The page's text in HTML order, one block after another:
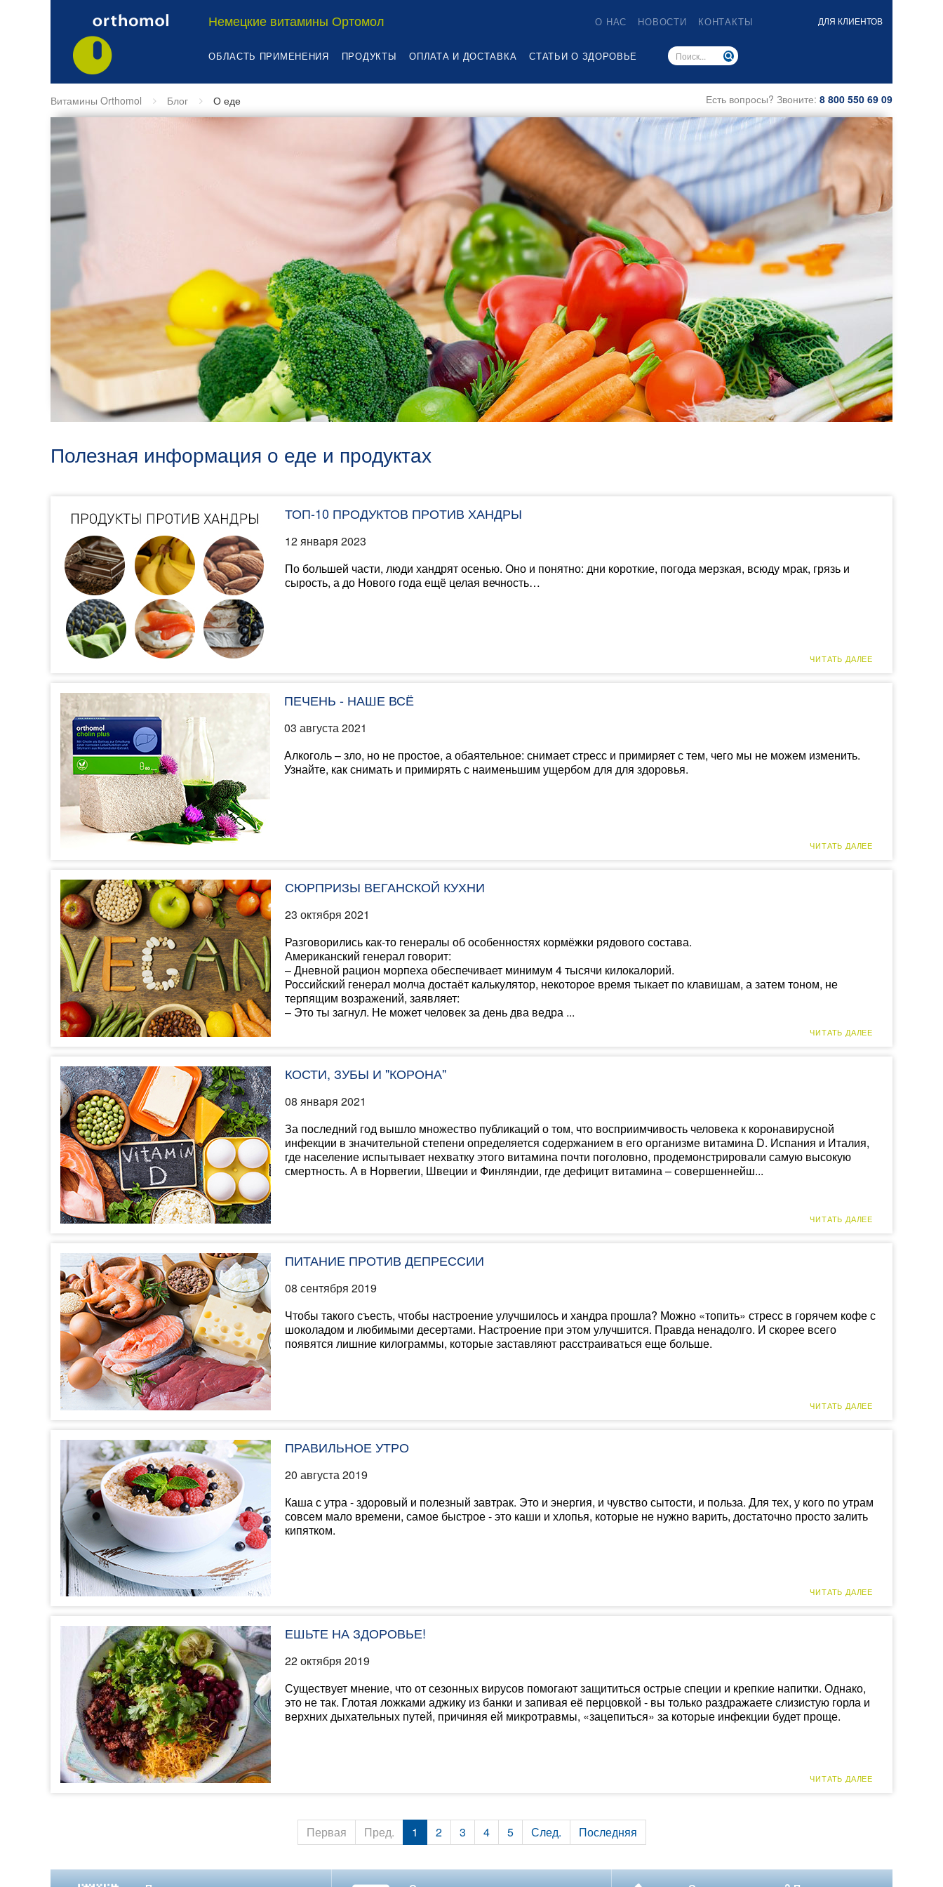
Немецкие витамины Ортомол О НАС НОВОСТИ КОНТАКТЫ ДЛЯ КЛИЕНТОВ
ОБЛАСТЬ ПРИМЕНЕНИЯ ПРОДУКТЫ ОПЛАТА И ДОСТАВКА СТАТЬИ О ЗДОРОВЬЕ
Витамины Orthomol Блог О еде Есть вопросы? Звоните: 8 800 550 69 09
Полезная информация о еде и продуктах
ТОП-10 ПРОДУКТОВ ПРОТИВ ХАНДРЫ
12 января 2023
По большей части, люди хандрят осенью. Оно и понятно: дни короткие, погода мерзкая, всюду мрак, грязь и
сырость, а до Нового года ещё целая вечность…
ЧИТАТЬ ДАЛЕЕ
ПЕЧЕНЬ - НАШЕ ВСЁ
03 августа 2021
Алкоголь – зло, но не простое, а обаятельное: снимает стресс и примиряет с тем, чего мы не можем изменить.
Узнайте, как снимать и примирять с наименьшим ущербом для для здоровья.
ЧИТАТЬ ДАЛЕЕ
СЮРПРИЗЫ ВЕГАНСКОЙ КУХНИ
23 октября 2021
Разговорились как-то генералы об особенностях кормёжки рядового состава.
Американский генерал говорит:
– Дневной рацион морпеха обеспечивает минимум 4 тысячи килокалорий.
Российский генерал молча достаёт калькулятор, некоторое время тыкает по клавишам, а затем тоном, не
терпящим возражений, заявляет:
– Это ты загнул. Не может человек за день два ведра ...
ЧИТАТЬ ДАЛЕЕ
КОСТИ, ЗУБЫ И "КОРОНА"
08 января 2021
За последний год вышло множество публикаций о том, что восприимчивость человека к коронавирусной
инфекции в значительной степени определяется содержанием в его организме витамина D. Испания и Италия,
где население испытывает нехватку этого витамина почти поголовно, продемонстрировали самую высокую
смертность. А в Норвегии, Швеции и Финляндии, где дефицит витамина – совершеннейш...
ЧИТАТЬ ДАЛЕЕ
ПИТАНИЕ ПРОТИВ ДЕПРЕССИИ
08 сентября 2019
Чтобы такого съесть, чтобы настроение улучшилось и хандра прошла? Можно «топить» стресс в горячем кофе с
шоколадом и любимыми десертами. Настроение при этом улучшится. Правда ненадолго. И скорее всего
появятся лишние килограммы, которые заставляют расстраиваться еще больше.
ЧИТАТЬ ДАЛЕЕ
ПРАВИЛЬНОЕ УТРО
20 августа 2019
Каша с утра - здоровый и полезный завтрак. Это и энергия, и чувство сытости, и польза. Для тех, у кого по утрам
совсем мало времени, самое быстрое - это каши и хлопья, которые не нужно варить, достаточно просто залить
кипятком.
ЧИТАТЬ ДАЛЕЕ
ЕШЬТЕ НА ЗДОРОВЬЕ!
22 октября 2019
Существует мнение, что от сезонных вирусов помогают защититься острые специи и крепкие напитки. Однако,
это не так. Глотая ложками аджику из банки и запивая её перцовкой - вы только раздражаете слизистую горла и
верхних дыхательных путей, причиняя ей микротравмы, «зацепиться» за которые инфекции будет проще.
ЧИТАТЬ ДАЛЕЕ
Первая Пред. 1 2 3 4 5 След. Последняя